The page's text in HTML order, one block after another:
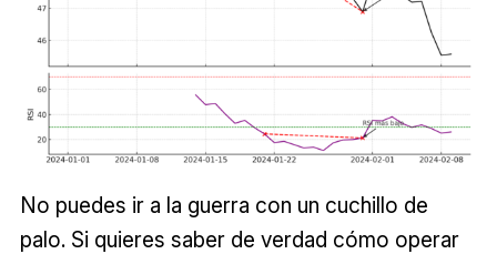
No puedes ir a la guerra con un cuchillo de
palo. Si quieres saber de verdad cómo operar